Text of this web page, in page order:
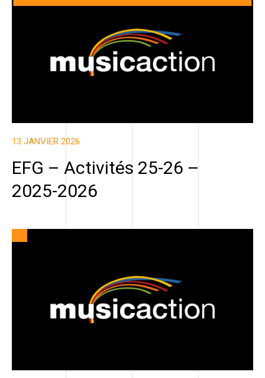
13 JANVIER 2026
EFG – Activités 25-26 –
2025-2026